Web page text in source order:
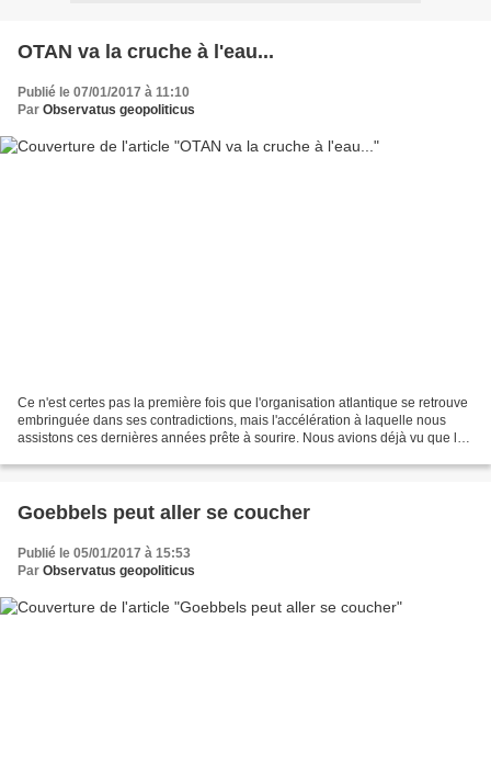
OTAN va la cruche à l'eau...
Publié le 07/01/2017 à 11:10
Par Observatus geopoliticus
Ce n'est certes pas la première fois que l'organisation atlantique se retrouve
embringuée dans ses contradictions, mais l'accélération à laquelle nous
assistons ces dernières années prête à sourire. Nous avions déjà vu que le
Goebbels peut aller se coucher
Publié le 05/01/2017 à 15:53
Par Observatus geopoliticus